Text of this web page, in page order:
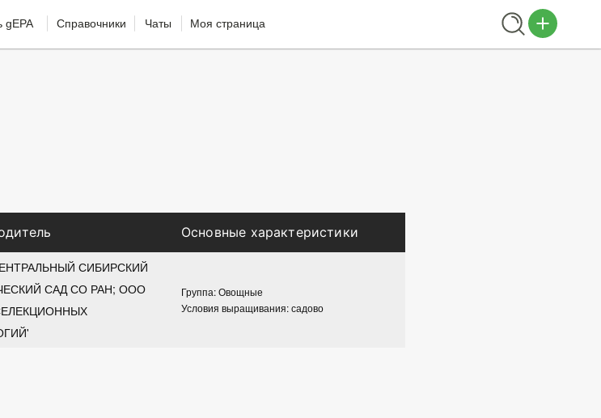
gEPA Справочники Чаты Моя страница
Основные характеристики
СИБИРСКИЙ
САД СО РАН; ООО
Группа: Овощные
Условия выращивания: садово